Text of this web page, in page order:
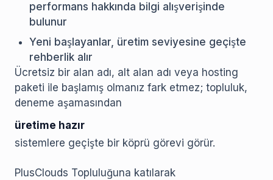
performans hakkında bilgi alışverişinde
bulunur
Yeni başlayanlar, üretim seviyesine geçişte
rehberlik alır
Ücretsiz bir alan adı, alt alan adı veya hosting
paketi ile başlamış olmanız fark etmez; topluluk,
deneme aşamasından
üretime hazır
sistemlere geçişte bir köprü görevi görür.
PlusClouds Topluluğuna katılarak